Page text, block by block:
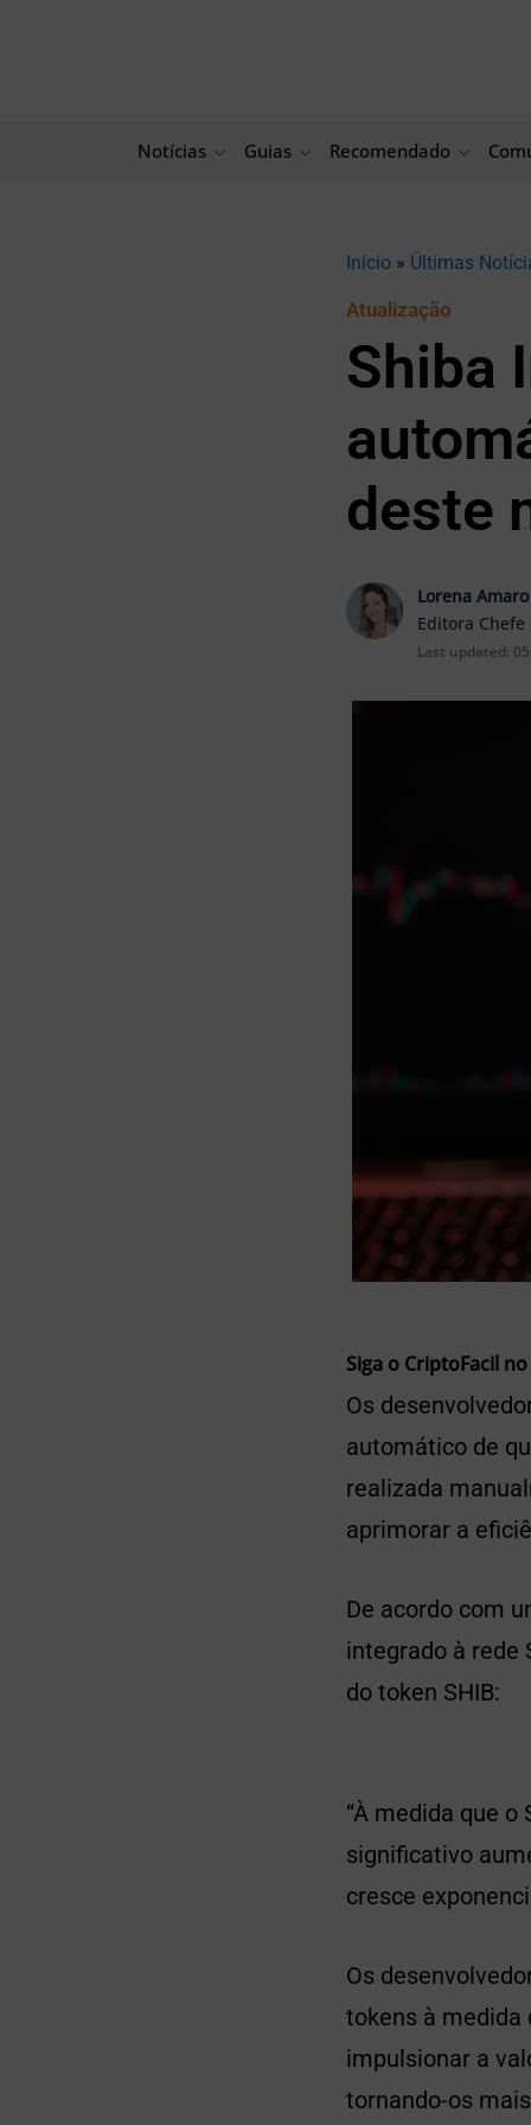
Notícias Guias Recomendado
Início » Últimas
Atualização
Shiba
deste
Lorena Amaro
Editora Chefe
Last updated:
Siga o CriptoFacil no
Os
automático de
realizada
aprimorar a
De acordo com
integrado à rede
do token SHIB:
“À medida que
significativo
cresce
Os
tokens à medida
impulsionar a
tornando-os